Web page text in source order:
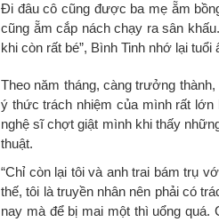
Đi đâu cô cũng được ba mẹ ẵm
cũng ẵm cắp nách chạy ra sân
khi còn rất bé”, Bình Tinh nhớ lại tuổi
Theo năm tháng,càng trưởng thành,
ý thức trách nhiệm của mình rất lớn
nghệ sĩ chợt giật mình khi thấy
thuật.
“Chỉ còn lại tôi và anh trai bám trụ
thế, tôi là truyền nhân nên phải có
nay mà để bị mai một thì uổng